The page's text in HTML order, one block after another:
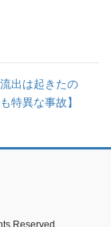
出は起きたの
特異な事故】